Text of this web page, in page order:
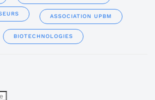
ASSOCIATION UPBM
BIOTECHNOLOGIES